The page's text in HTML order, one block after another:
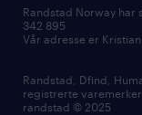
Randstad Norway har
342 895
Vår adresse er
Randstad, Dfind,
registrerte
randstad © 2025